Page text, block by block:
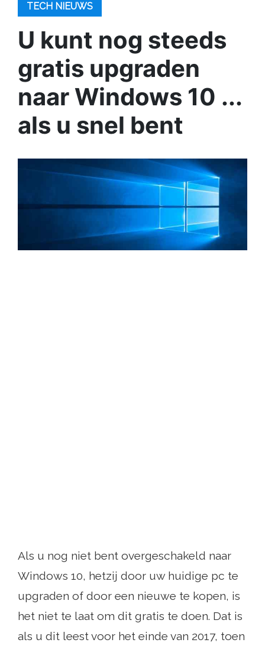
TECH NIEUWS
U kunt nog steeds
gratis upgraden
naar Windows 10 ...
als u snel bent
Als u nog niet bent overgeschakeld naar
Windows 10, hetzij door uw huidige pc te
upgraden of door een nieuwe te kopen, is
het niet te laat om dit gratis te doen. Dat is
als u dit leest voor het einde van 2017, toen